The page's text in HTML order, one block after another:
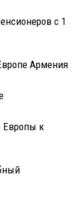
с 1
Армения
Европы к